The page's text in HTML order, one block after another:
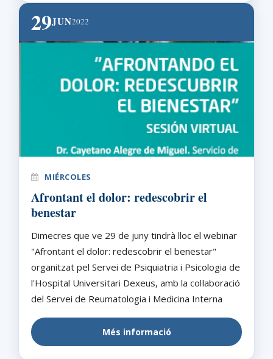
29JUN2022
MIÉRCOLES
Afrontant el dolor: redescobrir el
benestar
Dimecres que ve 29 de juny tindrà lloc el webinar
"Afrontant el dolor: redescobrir el benestar"
organitzat pel Servei de Psiquiatria i Psicologia de
l'Hospital Universitari Dexeus, amb la col·laboració
del Servei de Reumatologia i Medicina Interna
Més informació